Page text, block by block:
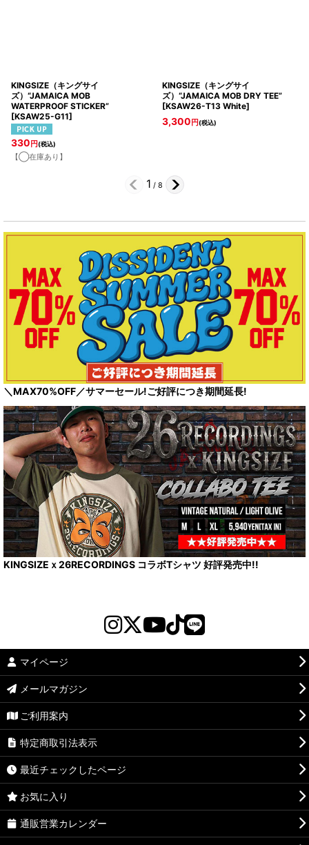
KINGSIZE（キングサイ
ズ）“JAMAICA MOB
WATERPROOF STICKER”
[KSAW25-G11]
330 円(税込)
【◯在庫あり】
KINGSIZE（キングサイ
ズ）“JAMAICA MOB DRY TEE”
[KSAW26-T13 White]
3,300 円(税込)
1 / 8
＼MAX70%OFF／サマーセール!ご好評につき期間延長!
KINGSIZEｘ26RECORDINGS コラボTシャツ 好評発売中!!
マイページ
メールマガジン
ご利用案内
特定商取引法表示
最近チェックしたページ
お気に入り
通販営業カレンダー